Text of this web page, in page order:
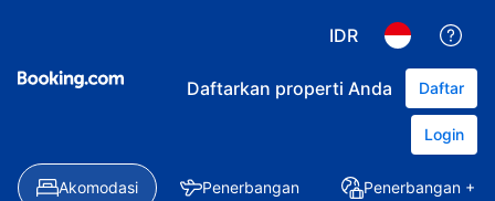
IDR
Daftarkan properti Anda Daftar
Login
Akomodasi Penerbangan Penerbangan +